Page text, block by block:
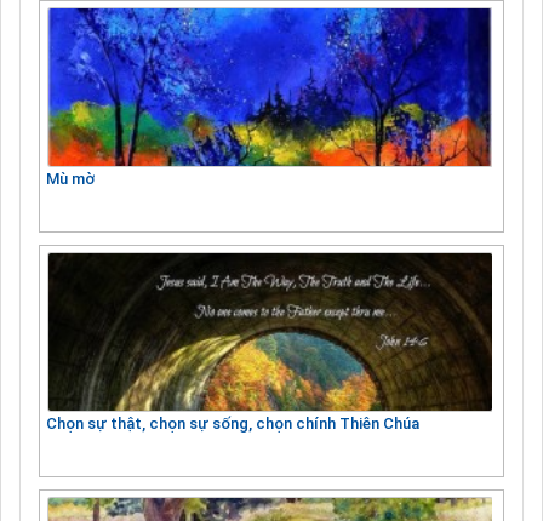
Mù mờ
Chọn sự thật, chọn sự sống, chọn chính Thiên Chúa